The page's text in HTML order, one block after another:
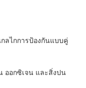
ลไกการป้องกันแบบคู่
ออกซิเจน และสิ่งปน